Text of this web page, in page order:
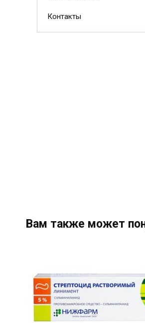
Контакты
Вам также может